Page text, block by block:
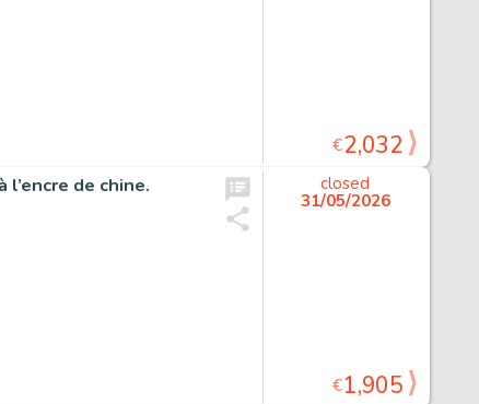
€2,032
de chine.
closed
31/05/2026
€1,905